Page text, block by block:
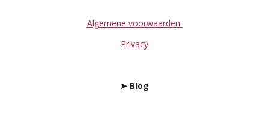
Algemene voorwaarden
Privacy
➤ Blog